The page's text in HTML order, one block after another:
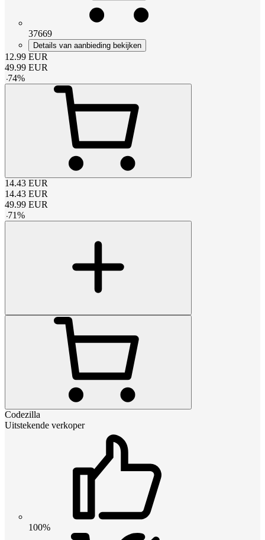
37669
Details van aanbieding bekijken
12.99 EUR
49.99 EUR
-74%
14.43 EUR
14.43 EUR
49.99 EUR
-71%
Codezilla
Uitstekende verkoper
100%